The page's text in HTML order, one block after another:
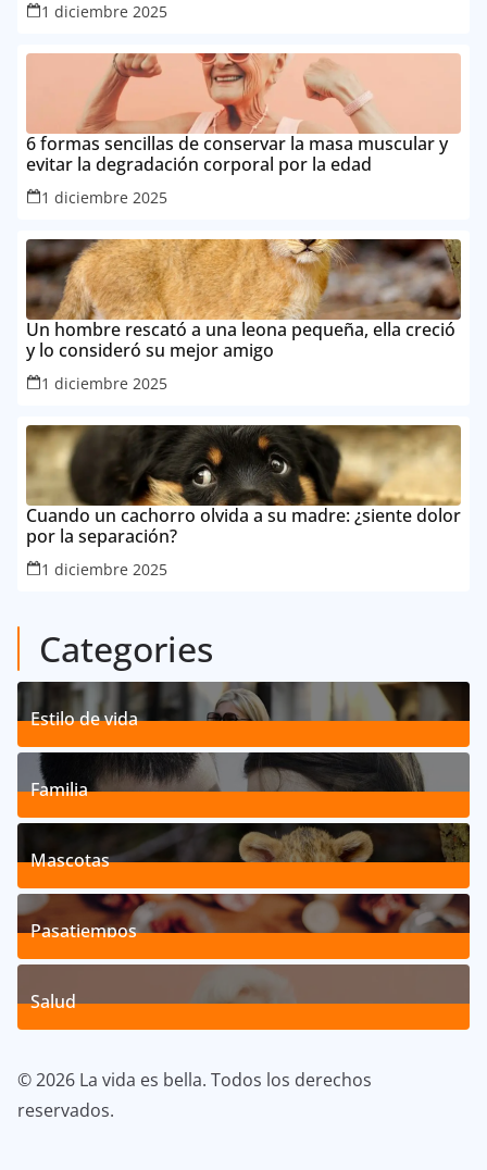
1 diciembre 2025
6 formas sencillas de conservar la masa muscular y
evitar la degradación corporal por la edad
1 diciembre 2025
Un hombre rescató a una leona pequeña, ella creció
y lo consideró su mejor amigo
1 diciembre 2025
Cuando un cachorro olvida a su madre: ¿siente dolor
por la separación?
1 diciembre 2025
Categories
Estilo de vida
192Posts
Familia
527Posts
Mascotas
119Posts
Pasatiempos
39Posts
Salud
© 2026 La vida es bella. Todos los derechos
reservados.